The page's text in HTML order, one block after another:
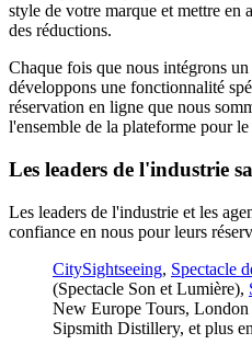
style de votre marque et mettre en
des réductions.
Chaque fois que nous intégrons
développons une fonctionnalité
réservation en ligne que nous
l'ensemble de la plateforme pour
Les leaders de l'industrie
Les leaders de l'industrie et les
confiance en nous pour leurs
CitySightseeing, Spectacle
(Spectacle Son et Lumière),
New Europe Tours,
Sipsmith Distillery, et plus